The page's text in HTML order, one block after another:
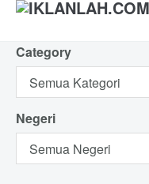
Category
Negeri